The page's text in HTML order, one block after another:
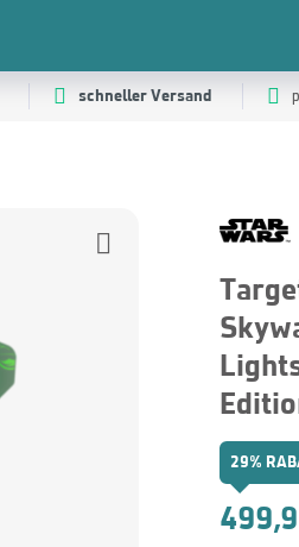
schneller Versand
29%